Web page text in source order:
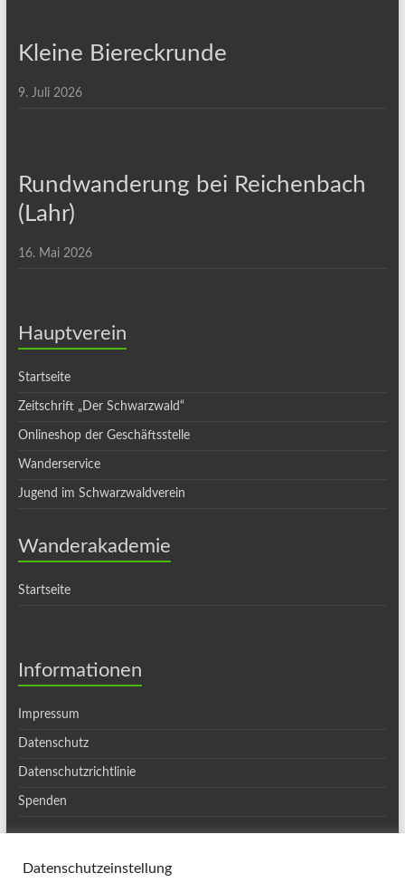
Kleine Biereckrunde
9. Juli 2026
Rundwanderung bei Reichenbach
(Lahr)
16. Mai 2026
Hauptverein
Startseite
Zeitschrift „Der Schwarzwald“
Onlineshop der Geschäftsstelle
Wanderservice
Jugend im Schwarzwaldverein
Wanderakademie
Startseite
Informationen
Impressum
Datenschutz
Datenschutzrichtlinie
Spenden
Datenschutzeinstellung